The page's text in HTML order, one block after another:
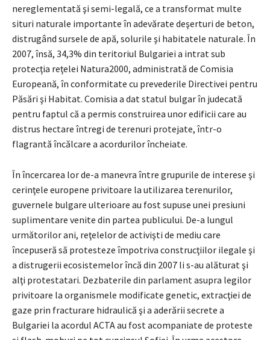
nereglementată şi semi-legală, ce a transformat multe
situri naturale importante în adevărate deşerturi de beton,
distrugând sursele de apă, solurile şi habitatele naturale. În
2007, însă, 34,3% din teritoriul Bulgariei a intrat sub
protecţia reţelei Natura2000, administrată de Comisia
Europeană, în conformitate cu prevederile Directivei pentru
Păsări şi Habitat. Comisia a dat statul bulgar în judecată
pentru faptul că a permis construirea unor edificii care au
distrus hectare întregi de terenuri protejate, într-o
flagrantă încălcare a acordurilor încheiate.
În încercarea lor de-a manevra între grupurile de interese şi
cerinţele europene privitoare la utilizarea terenurilor,
guvernele bulgare ulterioare au fost supuse unei presiuni
suplimentare venite din partea publicului. De-a lungul
următorilor ani, reţelelor de activişti de mediu care
începuseră să protesteze împotriva construcţiilor ilegale şi
a distrugerii ecosistemelor încă din 2007 li s-au alăturat şi
alţi protestatari. Dezbaterile din parlament asupra legilor
privitoare la organismele modificate genetic, extracţiei de
gaze prin fracturare hidraulică şi a aderării secrete a
Bulgariei la acordul ACTA au fost acompaniate de proteste